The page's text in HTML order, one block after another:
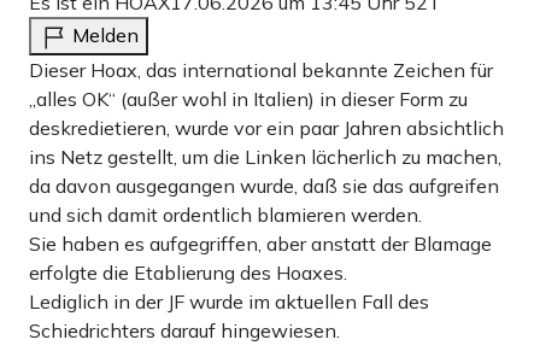
Melden
Dieser Hoax, das international bekannte Zeichen für
„alles OK“ (außer wohl in Italien) in dieser Form zu
deskredietieren, wurde vor ein paar Jahren absichtlich
ins Netz gestellt, um die Linken lächerlich zu machen,
da davon ausgegangen wurde, daß sie das aufgreifen
und sich damit ordentlich blamieren werden.
Sie haben es aufgegriffen, aber anstatt der Blamage
erfolgte die Etablierung des Hoaxes.
Lediglich in der JF wurde im aktuellen Fall des
Schiedrichters darauf hingewiesen.